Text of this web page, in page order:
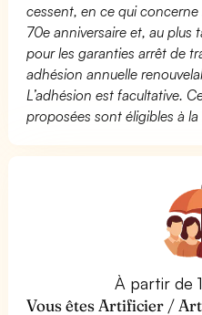
cessent, en ce qui
70e anniversaire et, au plus
pour les garanties arrêt de
adhésion annuelle
L’adhésion est facultative.
proposées sont éligibles à
À partir de
Vous êtes Artificier /